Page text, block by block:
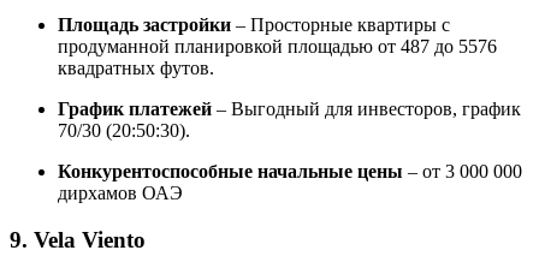
Площадь застройки – Просторные квартиры с
продуманной планировкой площадью от 487 до 5576
квадратных футов.
График платежей – Выгодный для инвесторов, график
70/30 (20:50:30).
Конкурентоспособные начальные цены – от 3 000 000
дирхамов ОАЭ
9. Vela Viento